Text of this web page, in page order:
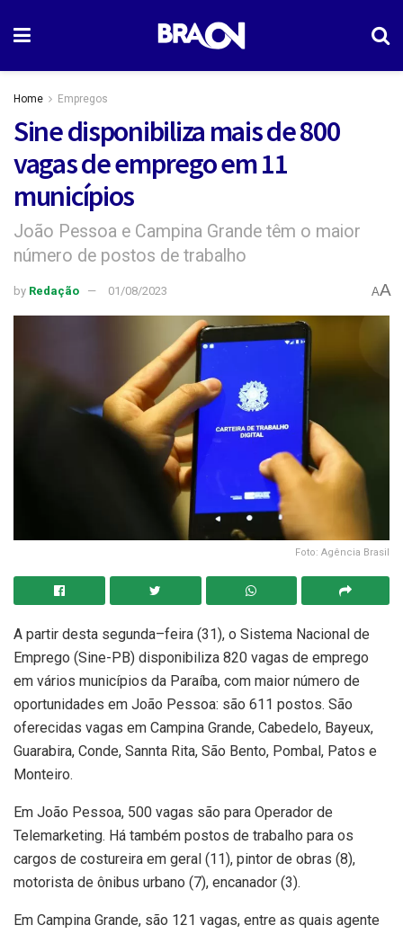
Home Empregos
Sine disponibiliza mais de 800
vagas de emprego em 11
municípios
João Pessoa e Campina Grande têm o maior
número de postos de trabalho
by Redação 01/08/2023 AA
Foto: Agência Brasil
A partir desta segunda–feira (31), o Sistema Nacional de
Emprego (Sine-PB) disponibiliza 820 vagas de emprego
em vários municípios da Paraíba, com maior número de
oportunidades em João Pessoa: são 611 postos. São
oferecidas vagas em Campina Grande, Cabedelo, Bayeux,
Guarabira, Conde, Sannta Rita, São Bento, Pombal, Patos e
Monteiro.
Em João Pessoa, 500 vagas são para Operador de
Telemarketing. Há também postos de trabalho para os
cargos de costureira em geral (11), pintor de obras (8),
motorista de ônibus urbano (7), encanador (3).
Em Campina Grande, são 121 vagas, entre as quais agente